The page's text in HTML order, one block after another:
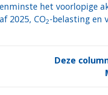
het voorlopige
2025, CO2-belasting en
Deze